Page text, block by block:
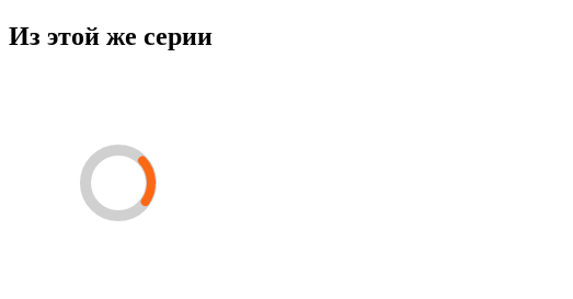
Из этой же серии